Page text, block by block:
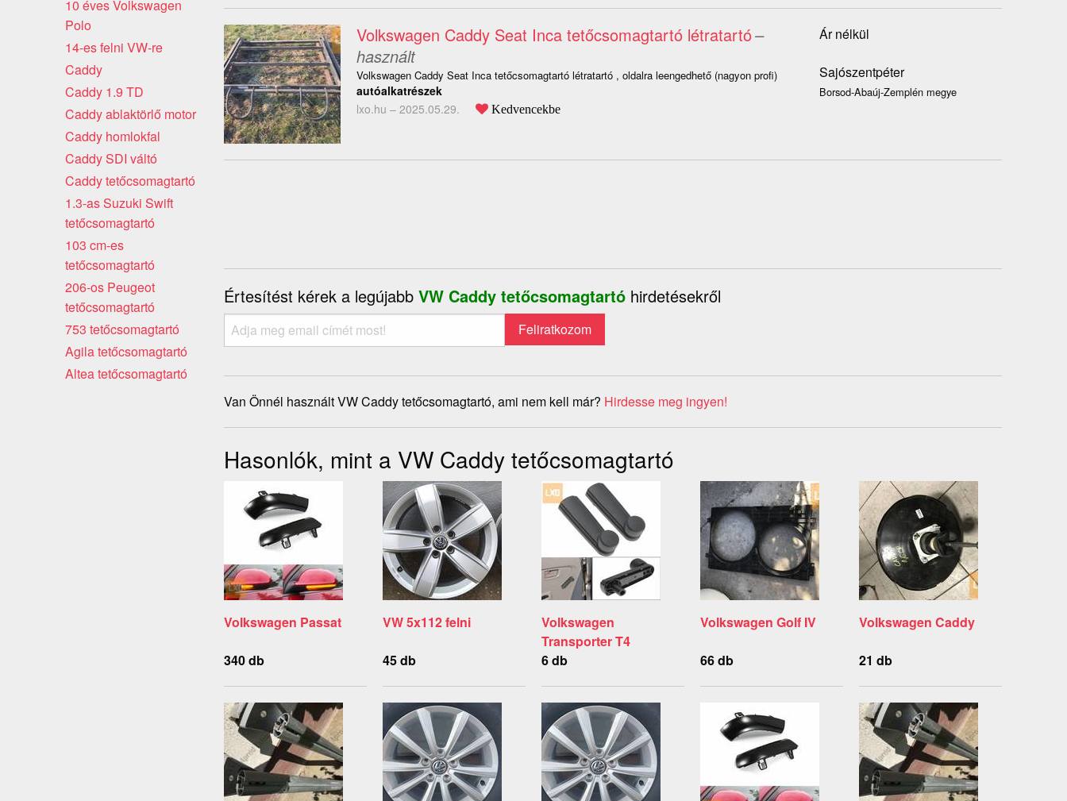
Volkswagen Caddy Seat Inca tetőcsomagtartó létratartó–
használt
Volkswagen Caddy Seat Inca tetőcsomagtartó létratartó , oldalra leengedhető (nagyon profi)
autóalkatrészek
lxo.hu – 2025.05.29. Kedvencekbe
Ár nélkül
Sajószentpéter
Borsod-Abaúj-Zemplén megye
Értesítést kérek a legújabb VW Caddy tetőcsomagtartó hirdetésekről
Van Önnél használt VW Caddy tetőcsomagtartó, ami nem kell már? Hirdesse meg ingyen!
Hasonlók, mint a VW Caddy tetőcsomagtartó
Volkswagen Passat
340 db
VW 5x112 felni
45 db
Volkswagen
Transporter T4
6 db
Volkswagen Golf IV
66 db
Volkswagen Caddy
21 db
10 éves Volkswagen
Polo
14-es felni VW-re
Caddy
Caddy 1.9 TD
Caddy ablaktörlő motor
Caddy homlokfal
Caddy SDI váltó
Caddy tetőcsomagtartó
1.3-as Suzuki Swift
tetőcsomagtartó
103 cm-es
tetőcsomagtartó
206-os Peugeot
tetőcsomagtartó
753 tetőcsomagtartó
Agila tetőcsomagtartó
Altea tetőcsomagtartó